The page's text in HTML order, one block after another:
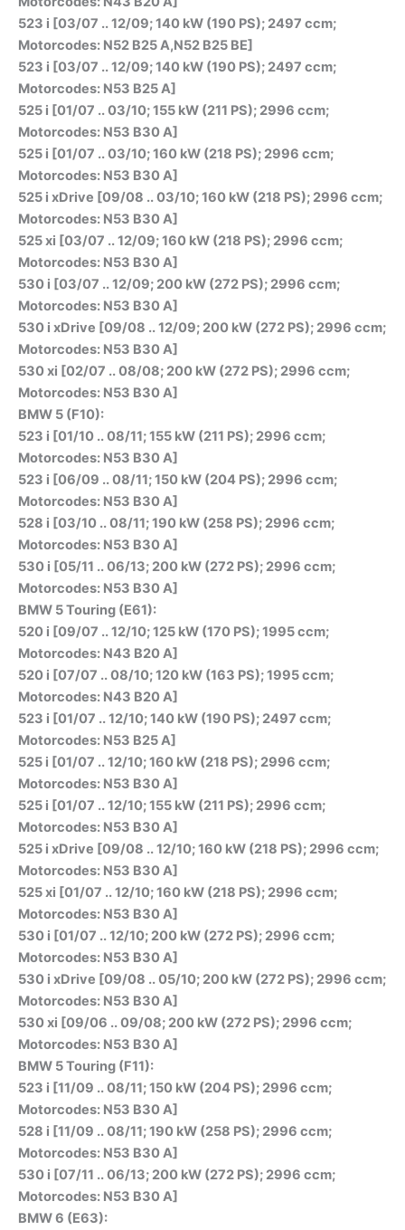
523 i [03/07 .. 12/09; 140 kW (190 PS); 2497 ccm;
Motorcodes: N52 B25 A,N52 B25 BE]
523 i [03/07 .. 12/09; 140 kW (190 PS); 2497 ccm;
Motorcodes: N53 B25 A]
525 i [01/07 .. 03/10; 155 kW (211 PS); 2996 ccm;
Motorcodes: N53 B30 A]
525 i [01/07 .. 03/10; 160 kW (218 PS); 2996 ccm;
Motorcodes: N53 B30 A]
525 i xDrive [09/08 .. 03/10; 160 kW (218 PS); 2996 ccm;
Motorcodes: N53 B30 A]
525 xi [03/07 .. 12/09; 160 kW (218 PS); 2996 ccm;
Motorcodes: N53 B30 A]
530 i [03/07 .. 12/09; 200 kW (272 PS); 2996 ccm;
Motorcodes: N53 B30 A]
530 i xDrive [09/08 .. 12/09; 200 kW (272 PS); 2996 ccm;
Motorcodes: N53 B30 A]
530 xi [02/07 .. 08/08; 200 kW (272 PS); 2996 ccm;
Motorcodes: N53 B30 A]
BMW 5 (F10):
523 i [01/10 .. 08/11; 155 kW (211 PS); 2996 ccm;
Motorcodes: N53 B30 A]
523 i [06/09 .. 08/11; 150 kW (204 PS); 2996 ccm;
Motorcodes: N53 B30 A]
528 i [03/10 .. 08/11; 190 kW (258 PS); 2996 ccm;
Motorcodes: N53 B30 A]
530 i [05/11 .. 06/13; 200 kW (272 PS); 2996 ccm;
Motorcodes: N53 B30 A]
BMW 5 Touring (E61):
520 i [09/07 .. 12/10; 125 kW (170 PS); 1995 ccm;
Motorcodes: N43 B20 A]
520 i [07/07 .. 08/10; 120 kW (163 PS); 1995 ccm;
Motorcodes: N43 B20 A]
523 i [01/07 .. 12/10; 140 kW (190 PS); 2497 ccm;
Motorcodes: N53 B25 A]
525 i [01/07 .. 12/10; 160 kW (218 PS); 2996 ccm;
Motorcodes: N53 B30 A]
525 i [01/07 .. 12/10; 155 kW (211 PS); 2996 ccm;
Motorcodes: N53 B30 A]
525 i xDrive [09/08 .. 12/10; 160 kW (218 PS); 2996 ccm;
Motorcodes: N53 B30 A]
525 xi [01/07 .. 12/10; 160 kW (218 PS); 2996 ccm;
Motorcodes: N53 B30 A]
530 i [01/07 .. 12/10; 200 kW (272 PS); 2996 ccm;
Motorcodes: N53 B30 A]
530 i xDrive [09/08 .. 05/10; 200 kW (272 PS); 2996 ccm;
Motorcodes: N53 B30 A]
530 xi [09/06 .. 09/08; 200 kW (272 PS); 2996 ccm;
Motorcodes: N53 B30 A]
BMW 5 Touring (F11):
523 i [11/09 .. 08/11; 150 kW (204 PS); 2996 ccm;
Motorcodes: N53 B30 A]
528 i [11/09 .. 08/11; 190 kW (258 PS); 2996 ccm;
Motorcodes: N53 B30 A]
530 i [07/11 .. 06/13; 200 kW (272 PS); 2996 ccm;
Motorcodes: N53 B30 A]
BMW 6 (E63):